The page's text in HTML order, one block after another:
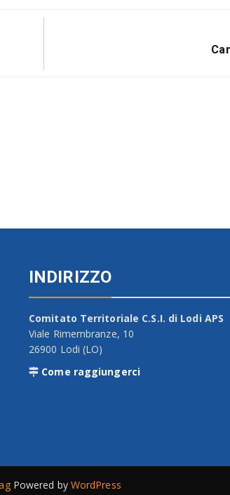
INDIRIZZO
Comitato Territoriale C.S.I. di Lodi APS
Viale Rimembranze, 10
26900 Lodi (LO)
Come raggiungerci
Powered by WordPress